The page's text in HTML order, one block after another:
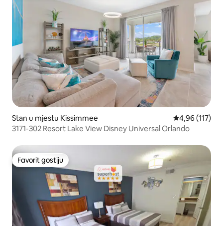
Stan u mjestu Kissimmee Prosječna
4,96 (117)
3171-302 Resort Lake View Disney Universal Orlando
Favorit gostiju
Favorit gostiju